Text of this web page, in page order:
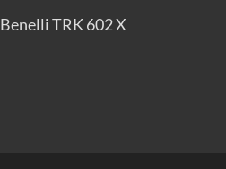
Benelli TRK 602 X